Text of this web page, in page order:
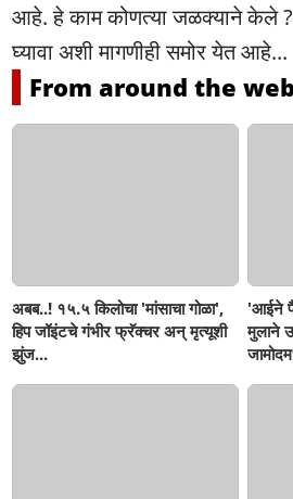
आहे. हे काम कोणत्या जळक्याने केले ?
घ्यावा अशी मागणीही समोर येत आहे...
From around the
अबब..! १५.५ किलोचा 'मांसाचा गोळा',
हिप जॉइंटचे गंभीर फ्रॅक्चर अन् मृत्यूशी
झुंज...
'आईने
मुलाने